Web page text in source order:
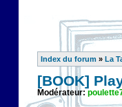
Index du forum » La
[BOOK]
Modérateur: